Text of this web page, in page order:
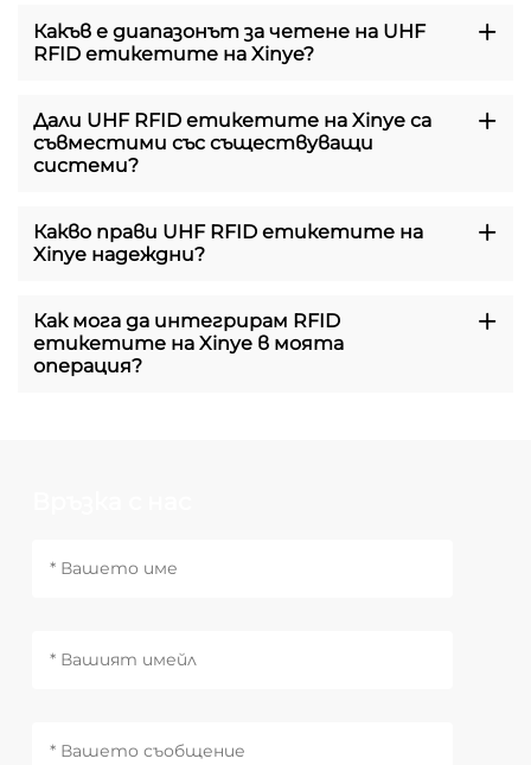
Какъв е диапазонът за четене на UHF
RFID етикетите на Xinye?
Дали UHF RFID етикетите на Xinye са
съвместими със съществуващи
системи?
Какво прави UHF RFID етикетите на
Xinye надеждни?
Как мога да интегрирам RFID
етикетите на Xinye в моята
операция?